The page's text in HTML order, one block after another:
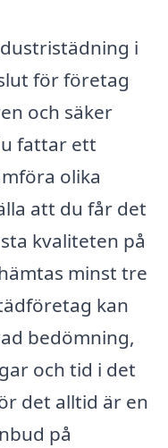
i
för företag
och säker
fattar ett
olika
att du får det
kvaliteten på
minst tre
kan
bedömning,
och tid i det
det alltid är en
på